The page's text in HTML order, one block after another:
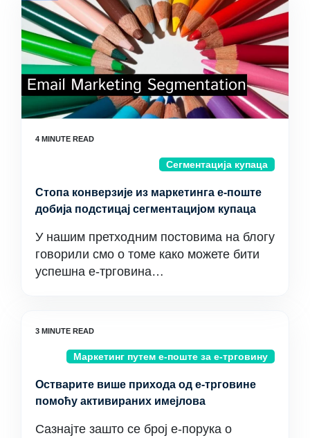
Сегментација купаца
Стопа конверзије из маркетинга е-поште
добија подстицај сегментацијом купаца
У нашим претходним постовима на блогу
говорили смо о томе како можете бити
успешна е-трговина…
Маркетинг путем е-поште за е-трговину
Остварите више прихода од е-трговине
помоћу активираних имејлова
Сазнајте зашто се број е-порука о